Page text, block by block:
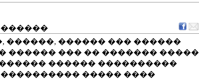
������, ������ ��� ������
������ ��� �� ������� �����
������ ����������
����� ����